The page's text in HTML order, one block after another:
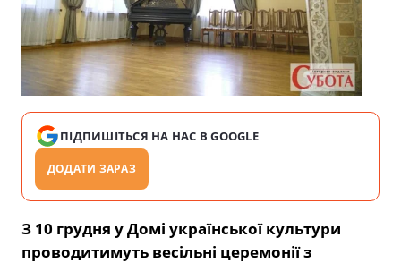
ПІДПИШІТЬСЯ НА НАС В GOOGLE
ДОДАТИ ЗАРАЗ
З 10 грудня у Домі української культури
проводитимуть весільні церемонії з